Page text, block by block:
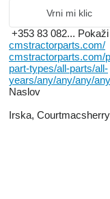
Vrni mi klic
+353 83 082... Pokaži
cmstractorparts.com/
cmstractorparts.com/
part-types/all-parts/all-
years/any/any/any/
Naslov
Irska,